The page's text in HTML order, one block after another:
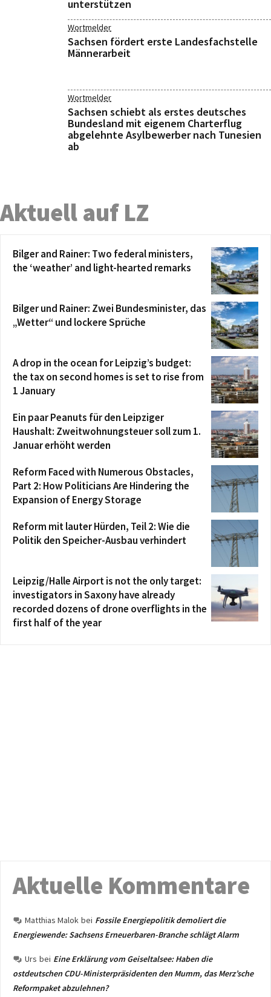
unterstützen
Wortmelder
Sachsen fördert erste Landesfachstelle
Männerarbeit
Wortmelder
Sachsen schiebt als erstes deutsches
Bundesland mit eigenem Charterflug
abgelehnte Asylbewerber nach Tunesien
ab
Aktuell auf LZ
Bilger and Rainer: Two federal ministers,
the ‘weather’ and light-hearted remarks
Bilger und Rainer: Zwei Bundesminister, das
„Wetter“ und lockere Sprüche
A drop in the ocean for Leipzig’s budget:
the tax on second homes is set to rise from
1 January
Ein paar Peanuts für den Leipziger
Haushalt: Zweitwohnungsteuer soll zum 1.
Januar erhöht werden
Reform Faced with Numerous Obstacles,
Part 2: How Politicians Are Hindering the
Expansion of Energy Storage
Reform mit lauter Hürden, Teil 2: Wie die
Politik den Speicher-Ausbau verhindert
Leipzig/Halle Airport is not the only target:
investigators in Saxony have already
recorded dozens of drone overflights in the
first half of the year
Aktuelle Kommentare
Matthias Malok bei Fossile Energiepolitik demoliert die
Energiewende: Sachsens Erneuerbaren-Branche schlägt Alarm
Urs bei Eine Erklärung vom Geiseltalsee: Haben die
ostdeutschen CDU-Ministerpräsidenten den Mumm, das Merz’sche
Reformpaket abzulehnen?